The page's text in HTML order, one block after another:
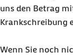
uns den Betrag
Krankschreibung
Wenn Sie noch